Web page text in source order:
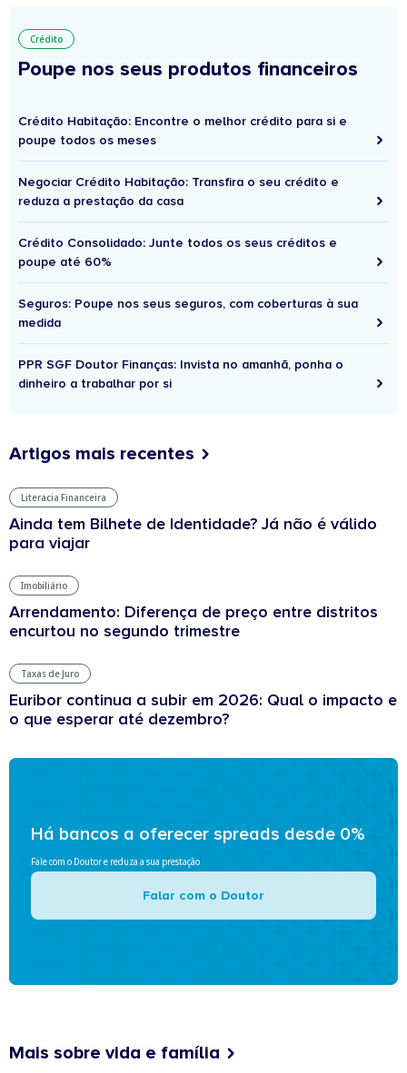
Crédito
Poupe nos seus produtos financeiros
Crédito Habitação: Encontre o melhor crédito para si e
poupe todos os meses
Negociar Crédito Habitação: Transfira o seu crédito e
reduza a prestação da casa
Crédito Consolidado: Junte todos os seus créditos e
poupe até 60%
Seguros: Poupe nos seus seguros, com coberturas à sua
medida
PPR SGF Doutor Finanças: Invista no amanhã, ponha o
dinheiro a trabalhar por si
Artigos mais recentes
Literacia Financeira
Ainda tem Bilhete de Identidade? Já não é válido
para viajar
Imobiliário
Arrendamento: Diferença de preço entre distritos
encurtou no segundo trimestre
Taxas de Juro
Euribor continua a subir em 2026: Qual o impacto e
o que esperar até dezembro?
Há bancos a oferecer spreads desde 0%
Fale com o Doutor e reduza a sua prestação
Falar com o Doutor
Mais sobre vida e família